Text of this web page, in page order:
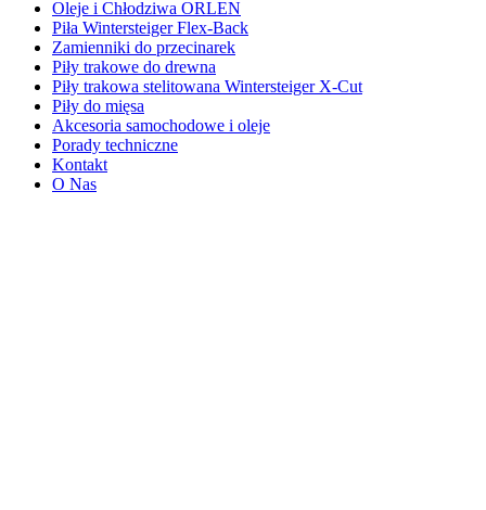
Oleje i Chłodziwa ORLEN
Piła Wintersteiger Flex-Back
Zamienniki do przecinarek
Piły trakowe do drewna
Piły trakowa stelitowana Wintersteiger X-Cut
Piły do mięsa
Akcesoria samochodowe i oleje
Porady techniczne
Kontakt
O Nas